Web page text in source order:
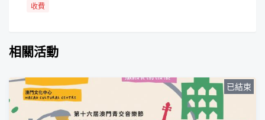
收費
相關活動
已結束